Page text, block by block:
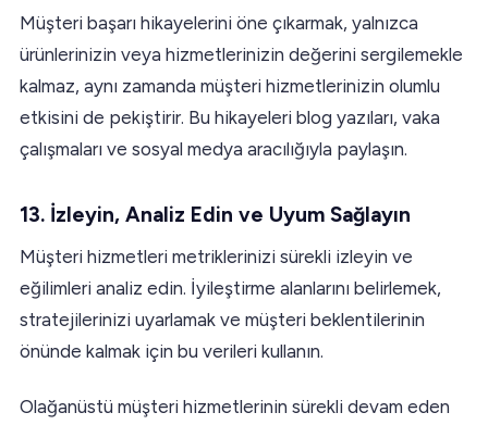
Müşteri başarı hikayelerini öne çıkarmak, yalnızca
ürünlerinizin veya hizmetlerinizin değerini sergilemekle
kalmaz, aynı zamanda müşteri hizmetlerinizin olumlu
etkisini de pekiştirir. Bu hikayeleri blog yazıları, vaka
çalışmaları ve sosyal medya aracılığıyla paylaşın.
13. İzleyin, Analiz Edin ve Uyum Sağlayın
Müşteri hizmetleri metriklerinizi sürekli izleyin ve
eğilimleri analiz edin. İyileştirme alanlarını belirlemek,
stratejilerinizi uyarlamak ve müşteri beklentilerinin
önünde kalmak için bu verileri kullanın.
Olağanüstü müşteri hizmetlerinin sürekli devam eden